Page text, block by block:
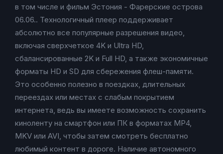
в том числе и фильм Эстония - Фарерские острова
06.06.. Технологичный плеер поддерживает
абсолютно все популярные разрешения видео,
включая сверхчеткое 4K и Ultra HD,
сбалансированные 2K и Full HD, а также экономичные
форматы HD и SD для сбережения флеш-памяти.
Это особенно полезно в поездках, длительных
переездах или местах с слабым покрытием
интернета, ведь вы имеете возможность сохранить
киноленту на смартфон или ПК в форматах MP4,
MKV или AVI, чтобы затем смотреть бесплатно
любимый контент в дороге. Наличие автономного